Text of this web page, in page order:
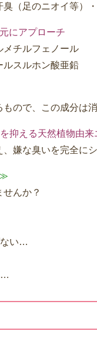
（足のニオイ等）
にアプローチ
メチルフェノール
ルスルホン酸亜鉛
ので、この成分は
抑える天然植物由来
嫌な臭いを完全に
んか？
ない…
…